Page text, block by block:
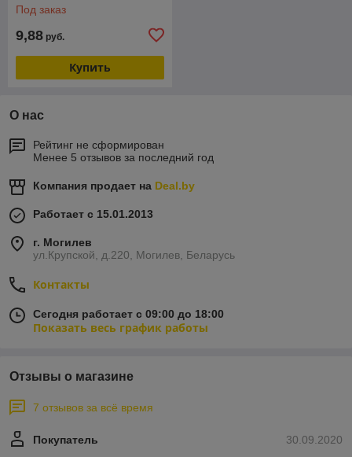
Под заказ
9,88 руб.
Купить
О нас
Рейтинг не сформирован
Менее 5 отзывов за последний год
Компания продает на Deal.by
Работает с 15.01.2013
г. Могилев
ул.Крупской, д.220, Могилев, Беларусь
Контакты
Сегодня работает с 09:00 до 18:00
Показать весь график работы
Отзывы о магазине
7 отзывов за всё время
30.09.2020
Покупатель